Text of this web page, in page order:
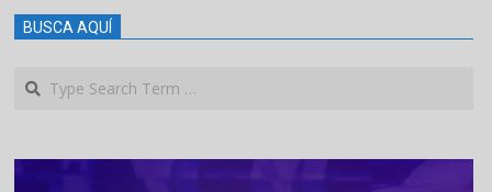
BUSCA AQUÍ
Search